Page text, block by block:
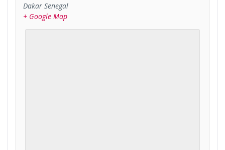
Dakar Senegal
+ Google Map